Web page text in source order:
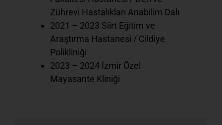
Zührevi Hastalıkları Anabilim Dalı
2021 – 2023 Siirt Eğitim ve
Araştırma Hastanesi / Cildiye
Polikliniği
2023 – 2024 İzmir Özel
Mayasante Kliniği